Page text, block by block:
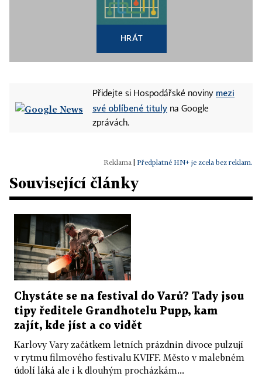
HRÁT
Přidejte si Hospodářské noviny mezi
své oblíbené tituly na Google
zprávách.
Předplatné HN+ je zcela bez reklam.
Související články
Chystáte se na festival do Varů? Tady jsou
tipy ředitele Grandhotelu Pupp, kam
zajít, kde jíst a co vidět
Karlovy Vary začátkem letních prázdnin divoce pulzují
v rytmu filmového festivalu KVIFF. Město v malebném
údolí láká ale i k dlouhým procházkám...